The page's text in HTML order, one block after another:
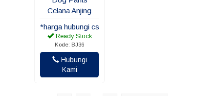
Celana Anjing
*harga hubungi cs
Ready Stock
Kode: BJ36
Hubungi
Kami